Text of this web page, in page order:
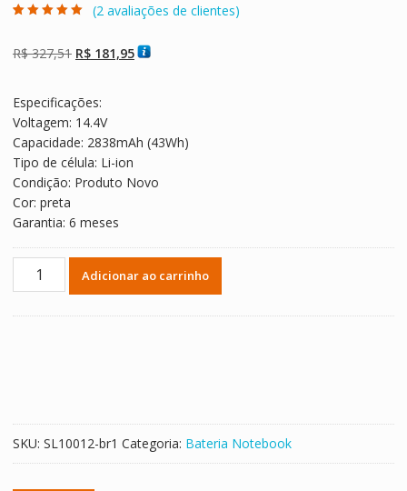
baseado em
avaliações de
(2avaliações de clientes)
R$327,51 O
era:
R$ 327,51.
R$181,95O
Especificações:
Voltagem: 14.4V
Capacidade: 2838mAh (43Wh)
Tipo de célula: Li-ion
Condição: Produto Novo
Cor: preta
Garantia: 6 meses
Bateria
Adicionar ao carrinho
SKU: SL10012-br1 Categoria: Bateria Notebook